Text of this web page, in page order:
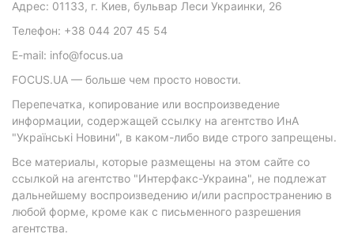
Адрес: 01133, г. Киев, бульвар Леси Украинки, 26
Телефон: +38 044 207 45 54
E-mail: info@focus.ua
FOCUS.UA — больше чем просто новости.
Перепечатка, копирование или воспроизведение
информации, содержащей ссылку на агентство ИнА
"Українські Новини", в каком-либо виде строго запрещены.
Все материалы, которые размещены на этом сайте со
ссылкой на агентство "Интерфакс-Украина", не подлежат
дальнейшему воспроизведению и/или распространению в
любой форме, кроме как с письменного разрешения
агентства.